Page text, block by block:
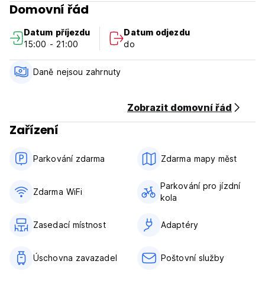
nedalekých obchodů s čerstvým ovocem a zeleninou, 10
klimatizované pokoje s bezplatným Wi-Fi. Pro naše hosty
máme k dispozici veřejné i soukromé lázně. Máte tetování?
Žádný strach, YUMORI je vhodný pro tetování! Máme také
jízdní kola k prohlídce města. Nemovitost se nachází ve
Domovní řád
Datum příjezdu
15:00 - 21:00
Datum odjezdu
do
Daně nejsou zahrnuty
Zobrazit domovní řád
Zařízení
Parkování zdarma Zdarma mapy měst
Zdarma WiFi
Parkování pro jízdní
kola
Zasedací místnost Adaptéry
Úschovna zavazadel Poštovní služby